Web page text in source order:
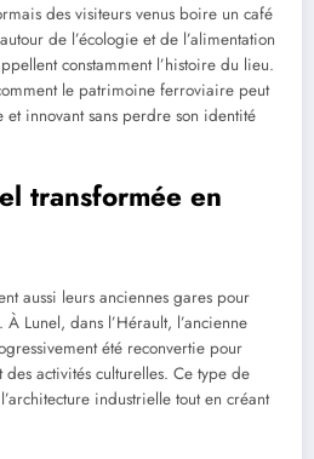
des visiteurs venus boire un café
de l’écologie et de l’alimentation
constamment l’histoire du lieu.
le patrimoine ferroviaire peut
innovant sans perdre son identité
transformée en
aussi leurs anciennes gares pour
Lunel, dans l’Hérault, l’ancienne
été reconvertie pour
activités culturelles. Ce type de
industrielle tout en créant